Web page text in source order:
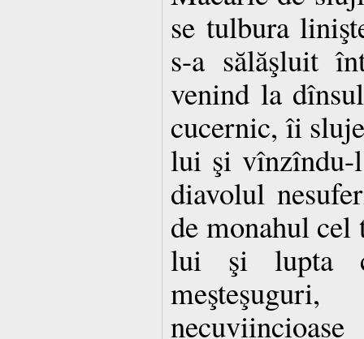
se tulbura
s-a sălăşluit
venind la
cucernic, îi
lui şi vînzîndu-
diavolul
de monahul cel
lui şi lupta